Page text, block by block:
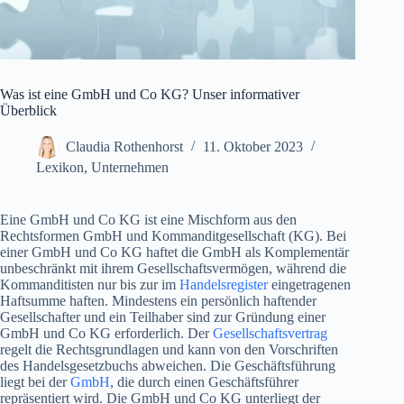
Was ist eine GmbH und Co KG? Unser informativer
Überblick
Claudia Rothenhorst
11. Oktober 2023
Lexikon, Unternehmen
Eine GmbH und Co KG ist eine Mischform aus den
Rechtsformen GmbH und Kommanditgesellschaft (KG). Bei
einer GmbH und Co KG haftet die GmbH als Komplementär
unbeschränkt mit ihrem Gesellschaftsvermögen, während die
Kommanditisten nur bis zur im Handelsregistereingetragenen
Haftsumme haften. Mindestens ein persönlich haftender
Gesellschafter und ein Teilhaber sind zur Gründung einer
GmbH und Co KG erforderlich. DerGesellschaftsvertrag
regelt die Rechtsgrundlagen und kann von den Vorschriften
des Handelsgesetzbuchs abweichen. Die Geschäftsführung
liegt bei derGmbH, die durch einen Geschäftsführer
repräsentiert wird. Die GmbH und Co KG unterliegt der